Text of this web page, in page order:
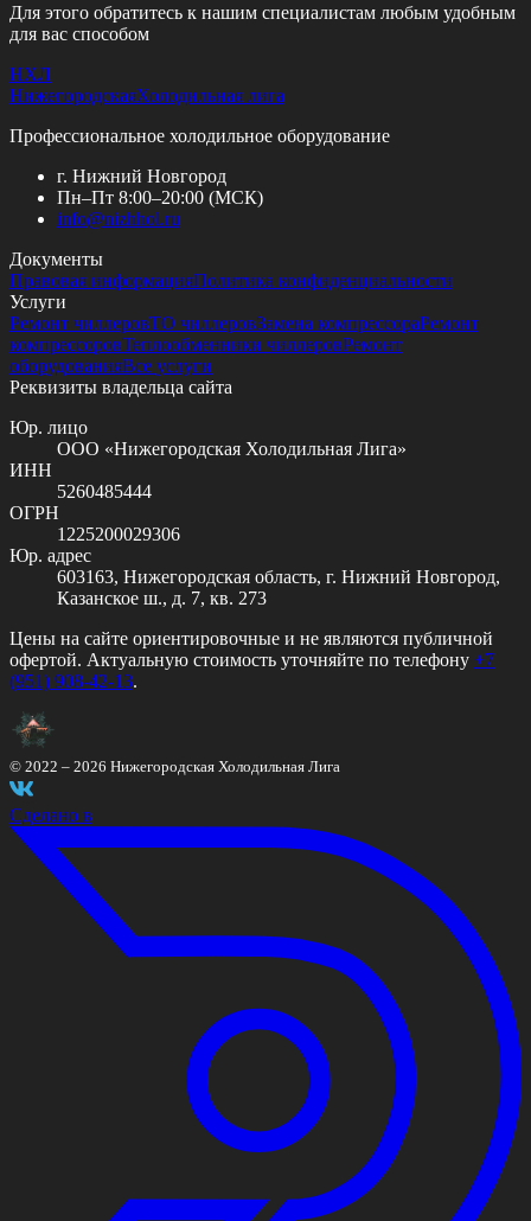
Для этого обратитесь к нашим специалистам любым удобным
для вас способом
НХЛ
НижегородскаяХолодильная лига
Профессиональное холодильное оборудование
г. Нижний Новгород
Пн–Пт 8:00–20:00 (МСК)
info@nizhhol.ru
Документы
Правовая информацияПолитика конфиденциальности
Услуги
Ремонт чиллеровТО чиллеровЗамена компрессораРемонт
компрессоровТеплообменники чиллеровРемонт
оборудованияВсе услуги
Реквизиты владельца сайта
Юр. лицо
ООО «Нижегородская Холодильная Лига»
ИНН
5260485444
ОГРН
1225200029306
Юр. адрес
603163, Нижегородская область, г. Нижний Новгород,
Казанское ш., д. 7, кв. 273
Цены на сайте ориентировочные и не являются публичной
офертой. Актуальную стоимость уточняйте по телефону +7
(951) 908-42-13.
© 2022 – 2026 Нижегородская Холодильная Лига
Сделано в